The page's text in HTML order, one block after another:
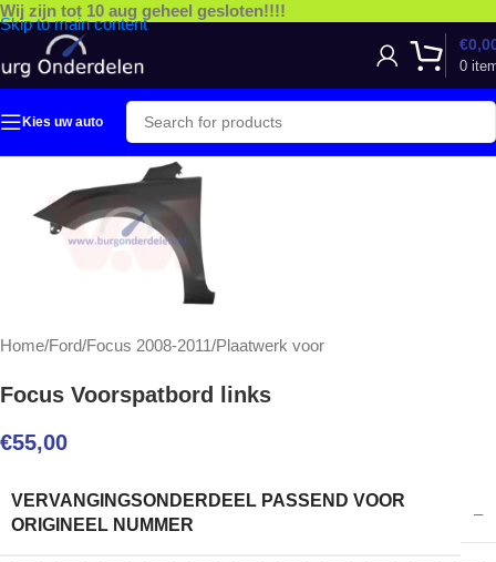
Skip to main content
Wij zijn tot 10 aug geheel gesloten!!!!
0
€
Kies uw auto
Home/Ford/Focus 2008-2011/Plaatwerk voor
Focus Voorspatbord links
€55,00
VERVANGINGSONDERDEEL PASSEND VOOR
ORIGINEEL NUMMER
–